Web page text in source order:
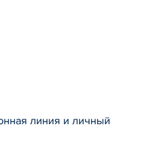
линия и личный